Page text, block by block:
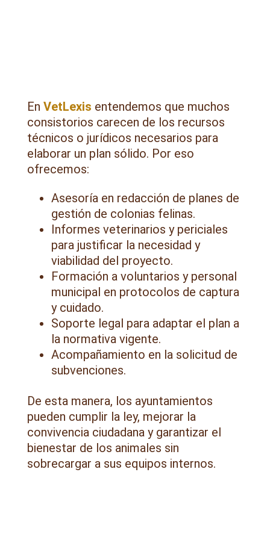
En VetLexis entendemos que muchos
consistorios carecen de los recursos
técnicos o jurídicos necesarios para
elaborar un plan sólido. Por eso
ofrecemos:
Asesoría en redacción de planes de
gestión de colonias felinas.
Informes veterinarios y periciales
para justificar la necesidad y
viabilidad del proyecto.
Formación a voluntarios y personal
municipal en protocolos de captura
y cuidado.
Soporte legal para adaptar el plan a
la normativa vigente.
Acompañamiento en la solicitud de
subvenciones.
De esta manera, los ayuntamientos
pueden cumplir la ley, mejorar la
convivencia ciudadana y garantizar el
bienestar de los animales sin
sobrecargar a sus equipos internos.